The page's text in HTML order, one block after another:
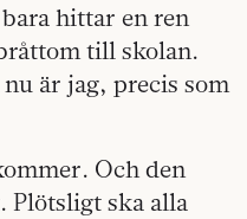
hittar en ren
till skolan.
är jag, precis som
Och den
Plötsligt ska alla